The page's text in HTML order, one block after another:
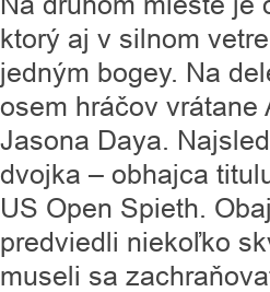
ktorý aj v silnom
jedným bogey. Na
osem hráčov vrátane
Jasona Daya.
dvojka – obhajca
US Open Spieth.
predviedli niekoľko
museli sa